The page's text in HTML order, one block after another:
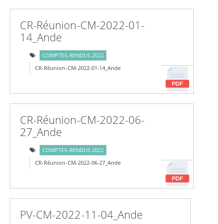
CR-Réunion-CM-2022-01-
14_Ande
COMPTES-RENDUS 2022
CR-Réunion-CM-2022-01-14_Ande
CR-Réunion-CM-2022-06-
27_Ande
COMPTES-RENDUS 2022
CR-Réunion-CM-2022-06-27_Ande
PV-CM-2022-11-04_Ande